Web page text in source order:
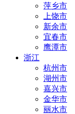
萍乡市
上饶市
新余市
宜春市
鹰潭市
浙江
杭州市
湖州市
嘉兴市
金华市
丽水市